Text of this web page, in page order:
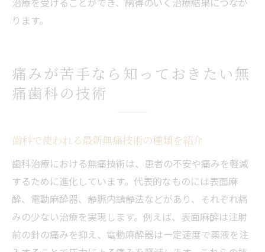
法
お金がない方のための無痛歯科治療相談ガ
歯科の無痛治療で口腔ケアが続けやすくな
る理由
無痛歯科治療後のセルフケアと予防の大切
さ
歯科で無痛治療を受けた後の口腔環境改善
策
ります。
痛みが苦手なら知っておきたい無
痛歯科の技術
歯科で使われる最新無痛技術の種類を紹介
歯科治療における無痛技術は、患者の不安や痛みを軽減
するために進化しています。代表的なものには表面麻
酔、電動麻酔器、静脈内鎮静法などがあり、それぞれ痛
みの少ない治療を実現します。例えば、表面麻酔は注射
前の針の痛みを抑え、電動麻酔器は一定速度で薬液を注